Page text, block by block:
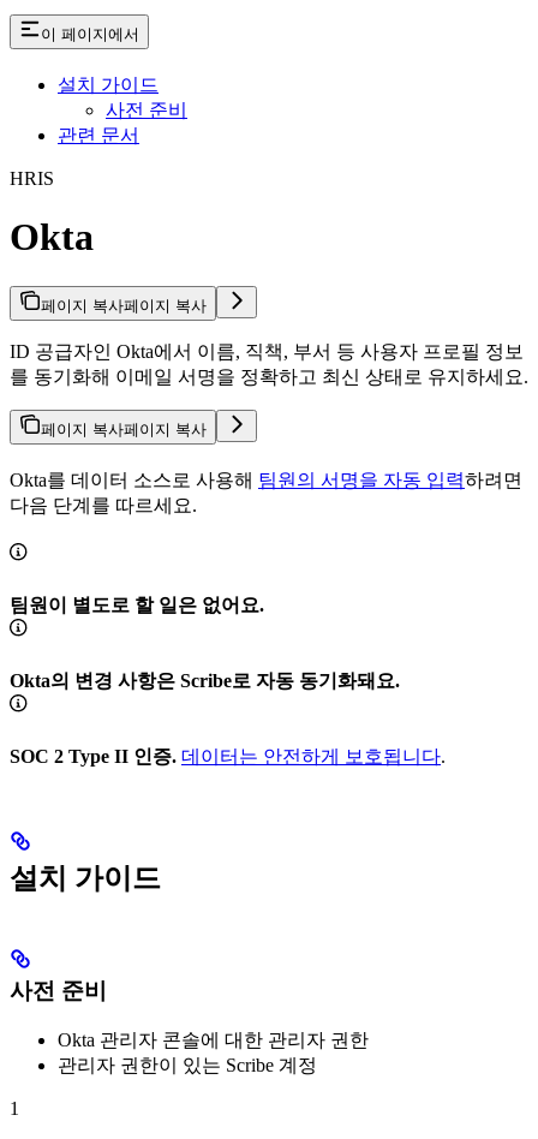
이 페이지에서
설치 가이드
사전 준비
관련 문서
HRIS
Okta
페이지 복사페이지 복사
ID 공급자인 Okta에서 이름, 직책, 부서 등 사용자 프로필 정보
를 동기화해 이메일 서명을 정확하고 최신 상태로 유지하세요.
페이지 복사페이지 복사
Okta를 데이터 소스로 사용해 팀원의 서명을 자동 입력하려면
다음 단계를 따르세요.
팀원이 별도로 할 일은 없어요.
Okta의 변경 사항은 Scribe로 자동 동기화돼요.
SOC 2 Type II 인증. 데이터는 안전하게 보호됩니다.
설치 가이드
사전 준비
Okta 관리자 콘솔에 대한 관리자 권한
관리자 권한이 있는 Scribe 계정
1